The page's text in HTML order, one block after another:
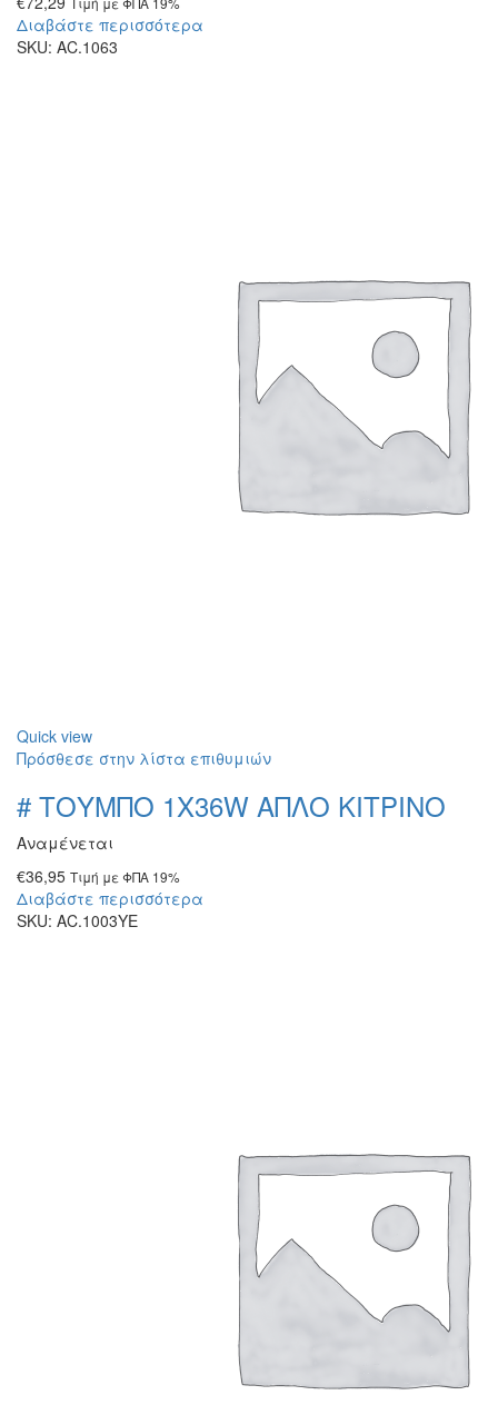
Διαβάστε περισσότερα
SKU: AC.1063
Quick view
Πρόσθεσε στην λίστα επιθυμιών
# ΤΟΥΜΠΟ 1Χ36W ΑΠΛΟ ΚΙΤΡΙΝΟ
Αναμένεται
€36,95 Τιμή με ΦΠΑ 19%
Διαβάστε περισσότερα
SKU: AC.1003YE